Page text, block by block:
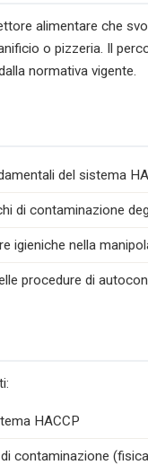
alimentare che
o pizzeria. Il
normativa vigente.
del sistema
di contaminazione
igieniche nella
procedure di
HACCP
contaminazione